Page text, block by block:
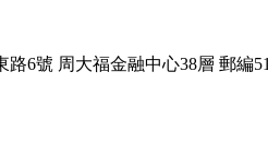
6號 周大福金融中心38層 郵編